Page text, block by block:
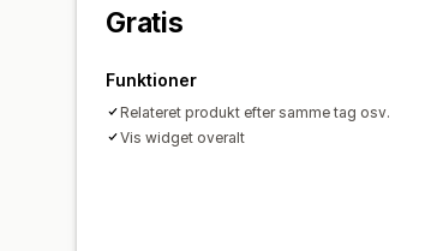
Gratis
Funktioner
Relateret produkt efter samme tag osv.
Vis widget overalt